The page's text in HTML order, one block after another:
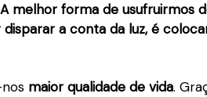
melhor forma de usufruirmos
disparar a conta da luz, é
maior qualidade de vida.